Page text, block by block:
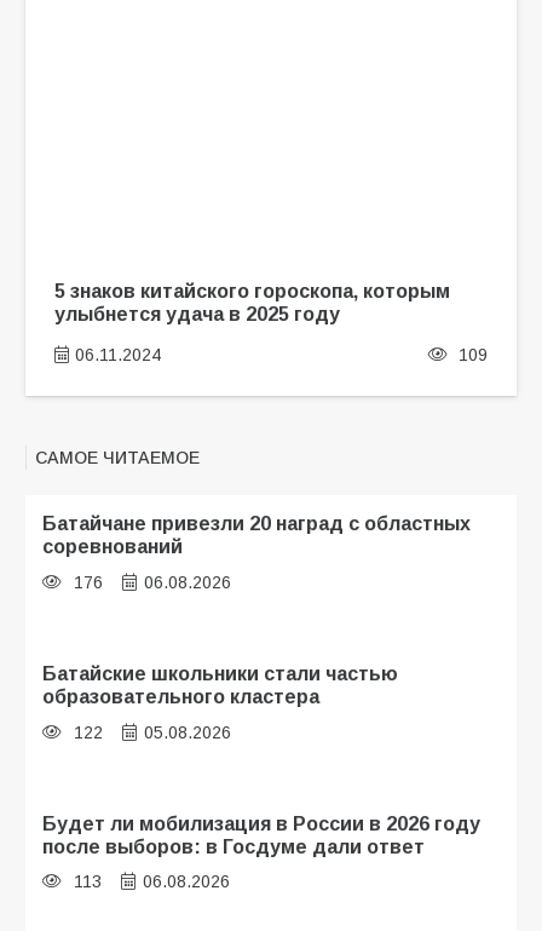
5 знаков китайского гороскопа, которым
улыбнется удача в 2025 году
06.11.2024 109
САМОЕ ЧИТАЕМОЕ
Батайчане привезли 20 наград с областных
соревнований
176 06.08.2026
Батайские школьники стали частью
образовательного кластера
122 05.08.2026
Будет ли мобилизация в России в 2026 году
после выборов: в Госдуме дали ответ
113 06.08.2026